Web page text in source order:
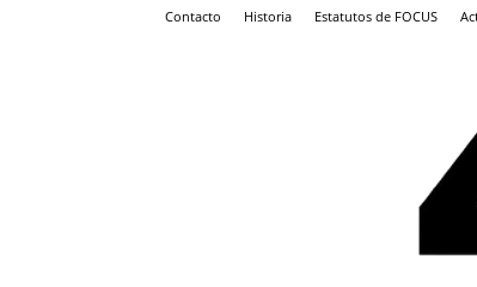
Contacto Historia Estatutos de FOCUS